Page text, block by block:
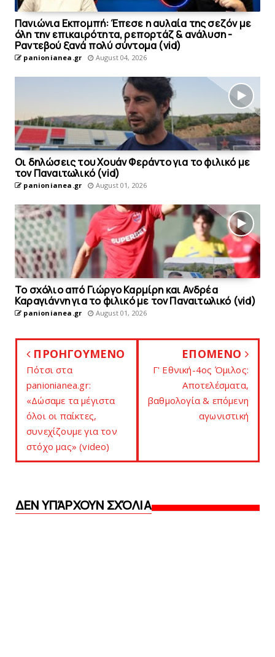
Πανιώνια Εκπομπή: Έπεσε η αυλαία της σεζόν με
όλη την επικαιρότητα, ρεπορτάζ & ανάλυση -
Ραντεβού ξανά πολύ σύντομα (vid)
panionianea.gr August 04, 2026
Οι δηλώσεις του Χουάν Φεράντο για το φιλικό με
τoν Παναιτωλικό (vid)
panionianea.gr August 01, 2026
Το σχόλιο από Γιώργο Καρμίρη και Ανδρέα
Καραγιάννη για το φιλικό με τoν Παναιτωλικό (vid)
panionianea.gr August 01, 2026
ΠΡΟΗΓΟΥΜΕΝΟ
Πότσι στα
panionianea.gr:
«Δώσαμε τα μέγιστα
όλοι οι παίκτες,
συνεχίζουμε για τον
στόχο μας» (video)
ΕΠΟΜΕΝΟ
Γ' Εθνική-4ος Όμιλος:
Αποτελέσματα,
βαθμολογία & επόμενη
αγωνιστική
ΔΕΝ ΥΠΆΡΧΟΥΝ ΣΧΌΛΙΑ